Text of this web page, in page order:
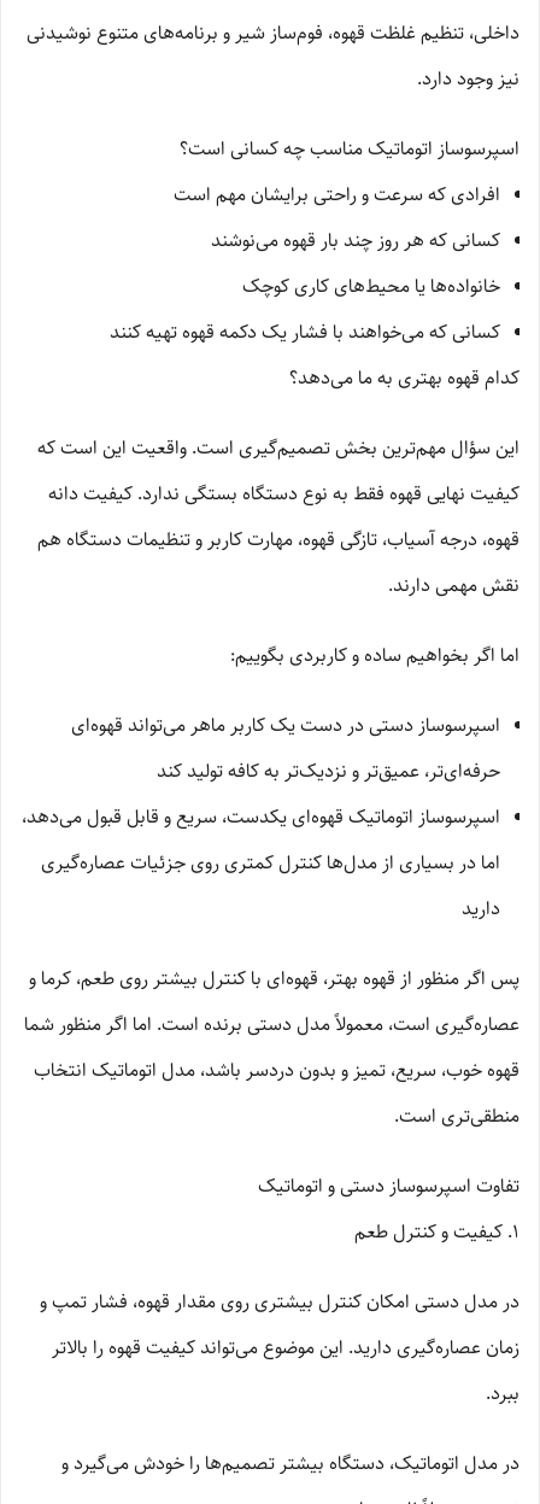
داخلی، تنظیم غلظت قهوه، فوم‌ساز شیر و برنامه‌های متنوع نوشیدنی
نیز وجود دارد.
اسپرسوساز اتوماتیک مناسب چه کسانی است؟
افرادی که سرعت و راحتی برایشان مهم است
کسانی که هر روز چند بار قهوه می‌نوشند
خانواده‌ها یا محیط‌های کاری کوچک
کسانی که می‌خواهند با فشار یک دکمه قهوه تهیه کنند
کدام قهوه بهتری به ما می‌دهد؟
این سؤال مهم‌ترین بخش تصمیم‌گیری است. واقعیت این است که
کیفیت نهایی قهوه فقط به نوع دستگاه بستگی ندارد. کیفیت دانه
قهوه، درجه آسیاب، تازگی قهوه، مهارت کاربر و تنظیمات دستگاه هم
نقش مهمی دارند.
اما اگر بخواهیم ساده و کاربردی بگوییم:
اسپرسوساز دستی در دست یک کاربر ماهر می‌تواند قهوه‌ای
حرفه‌ای‌تر، عمیق‌تر و نزدیک‌تر به کافه تولید کند
اسپرسوساز اتوماتیک قهوه‌ای یکدست، سریع و قابل قبول می‌دهد،
اما در بسیاری از مدل‌ها کنترل کمتری روی جزئیات عصاره‌گیری
دارید
پس اگر منظور از قهوه بهتر، قهوه‌ای با کنترل بیشتر روی طعم، کرما و
عصاره‌گیری است، معمولاً مدل دستی برنده است. اما اگر منظور شما
قهوه خوب، سریع، تمیز و بدون دردسر باشد، مدل اتوماتیک انتخاب
منطقی‌تری است.
تفاوت اسپرسوساز دستی و اتوماتیک
1. کیفیت و کنترل طعم
در مدل دستی امکان کنترل بیشتری روی مقدار قهوه، فشار تمپ و
زمان عصاره‌گیری دارید. این موضوع می‌تواند کیفیت قهوه را بالاتر
ببرد.
در مدل اتوماتیک، دستگاه بیشتر تصمیم‌ها را خودش می‌گیرد و